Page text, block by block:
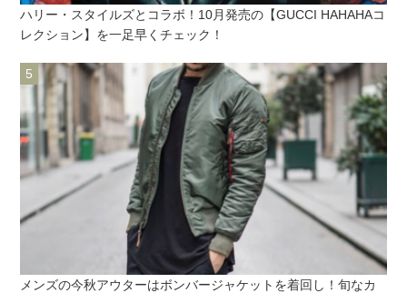
ハリー・スタイルズとコラボ！10月発売の【GUCCI HAHAHAコ
レクション】を一足早くチェック！
メンズの今秋アウターはボンバージャケットを着回し！旬なカ